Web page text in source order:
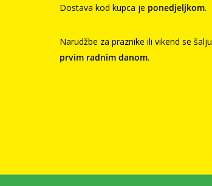
Dostava kod kupca je ponedjeljkom.
Narudžbe za praznike ili vikend se šalju
prvim radnim danom.